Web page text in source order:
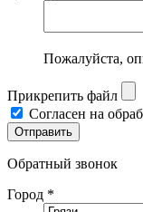
Пожалуйста,
Прикрепить файл
Согласен на
Обратный звонок
Город *